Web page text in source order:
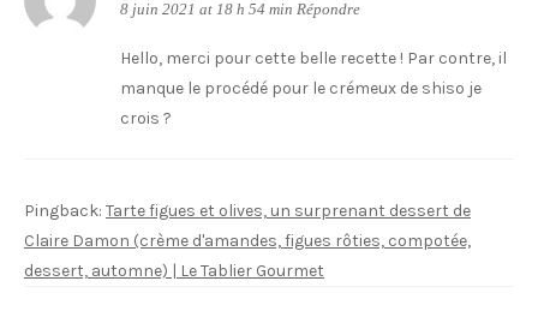
8 juin 2021 at 18 h 54 min Répondre
Hello, merci pour cette belle recette ! Par contre, il
manque le procédé pour le crémeux de shiso je
crois ?
Pingback: Tarte figues et olives, un surprenant dessert de
Claire Damon (crème d'amandes, figues rôties, compotée,
dessert, automne) | Le Tablier Gourmet